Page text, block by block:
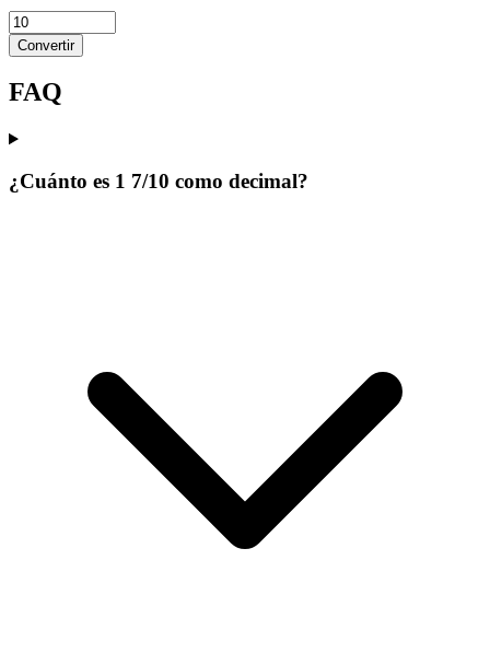
Convertir
FAQ
¿Cuánto es 1 7/10 como decimal?